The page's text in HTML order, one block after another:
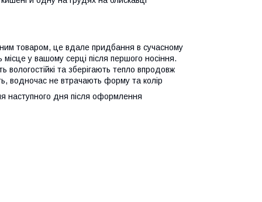
товаром, це вдале придбання в сучасному
у вашому серці після першого носіння.
та зберігають тепло впродовж
водночас не втрачають форму та колір
наступного дня після оформлення